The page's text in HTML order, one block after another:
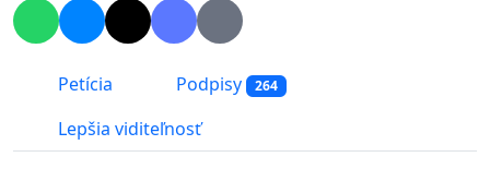
Petícia Podpisy 264
Lepšia viditeľnosť